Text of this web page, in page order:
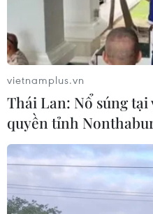
Việt Nam
chủ 10 công nghệ lõi
06/08/2026 04:38
Việt Nam và Lào thúc
khoa học
05/08/2026 23:43
vietnamplus.vn
Thái Lan: Nổ súng
quyền tỉnh